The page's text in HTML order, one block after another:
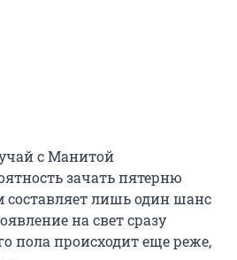
с Манитой
зачать пятерню
составляет лишь один шанс
на свет сразу
пола происходит еще реже,